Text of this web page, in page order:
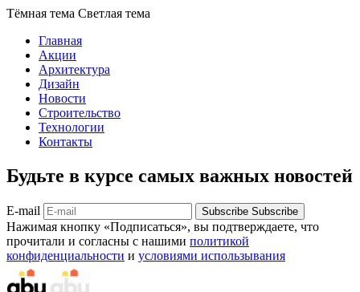
Тёмная тема Светлая тема
Главная
Акции
Архитектура
Дизайн
Новости
Строительство
Технологии
Контакты
Будьте в курсе самых важных новостей
E-mail Subscribe Subscribe
Нажимая кнопку «Подписаться», вы подтверждаете, что
прочитали и согласны с нашими политикой
конфиденциальности и условиями использывания